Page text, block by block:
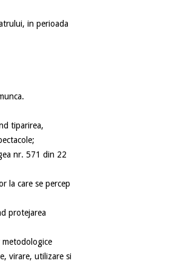
in perioada
tiparirea,
nr. 571 din 22
la care se percep
protejarea
virare, utilizare si